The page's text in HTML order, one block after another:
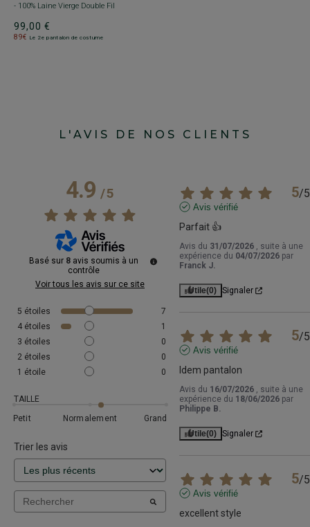
- 100% Laine Vierge Double Fil
99,00 €
89€ Le 2e pantalon de costume
L'AVIS DE NOS CLIENTS
4.9/5
Basé sur 8 avis soumis à un
contrôle
Voir tous les avis sur ce site
5 étoiles
7
4 étoiles
1
3 étoiles
0
2 étoiles
0
1 étoile 0
TAILLE
Petit
Normalement Grand
Trier les avis
5/5
Avis vérifié
Parfait 👍
Avis du 31/07/2026 , suite à une
expérience du 04/07/2026 par
Franck J.
Utile(0) Signaler
5/5
Avis vérifié
Idem pantalon
Avis du 16/07/2026 , suite à une
expérience du 18/06/2026 par
Philippe B.
Utile(0) Signaler
5/5
Avis vérifié
excellent style